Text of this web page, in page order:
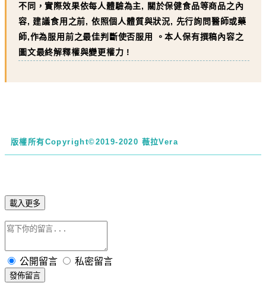
不同，實際效果依每人體驗為主, 關於保健食品等商品之內
容, 建議食用之前, 依照個人體質與狀況, 先行詢問醫師或藥
師,作為服用前之最佳判斷使否服用 。本人保有撰稿內容之
圖文最終解釋權與變更權力 !
版權所有Copyright©2019-2020 薇拉Vera
載入更多
公開留言 私密留言
發佈留言